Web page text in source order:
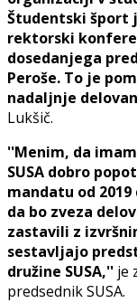
Študentski šport
rektorski
dosedanjega
Peroše. To je
nadaljnje
Lukšič.
''Menim, da
SUSA dobro
mandatu od 2019
da bo zveza
zastavili z
sestavljajo
družine SUSA,'' je
predsednik SUSA.